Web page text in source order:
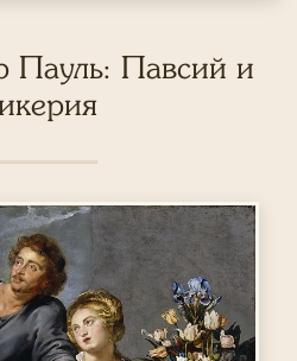
Пауль: Павсий и